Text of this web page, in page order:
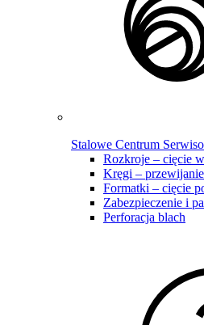
Stalowe Centrum
Rozkroje – cięcie
Kręgi – przewijanie
Formatki – cięcie
Zabezpieczenie i
Perforacja blach